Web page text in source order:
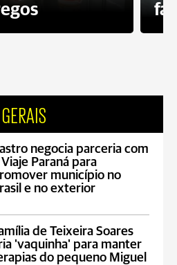
negocia parceria com
Paraná para
município no
e no exterior
de Teixeira Soares
'vaquinha' para manter
do pequeno Miguel